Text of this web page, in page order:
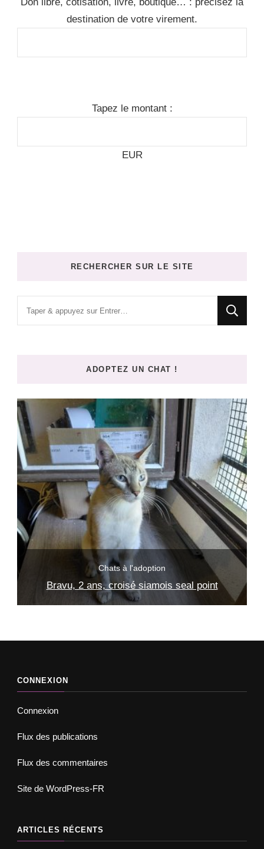
destination de votre virement.
Tapez le montant :
EUR
RECHERCHER SUR LE SITE
ADOPTEZ UN CHAT !
Adopter un chat Chats à l'adoption
Eros, 4 mois, tigré
CONNEXION
Connexion
Flux des publications
Flux des commentaires
Site de WordPress-FR
ARTICLES RÉCENTS